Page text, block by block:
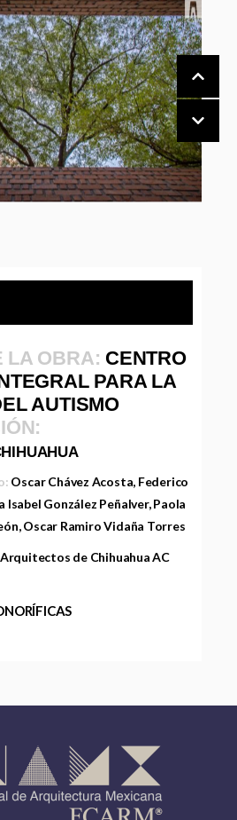
LA OBRA: CENTRO
PARA LA
AUTISMO
Oscar Chávez Acosta, Federico
Isabel González Peñalver, Paola
Oscar Ramiro Vidaña Torres
de Chihuahua AC